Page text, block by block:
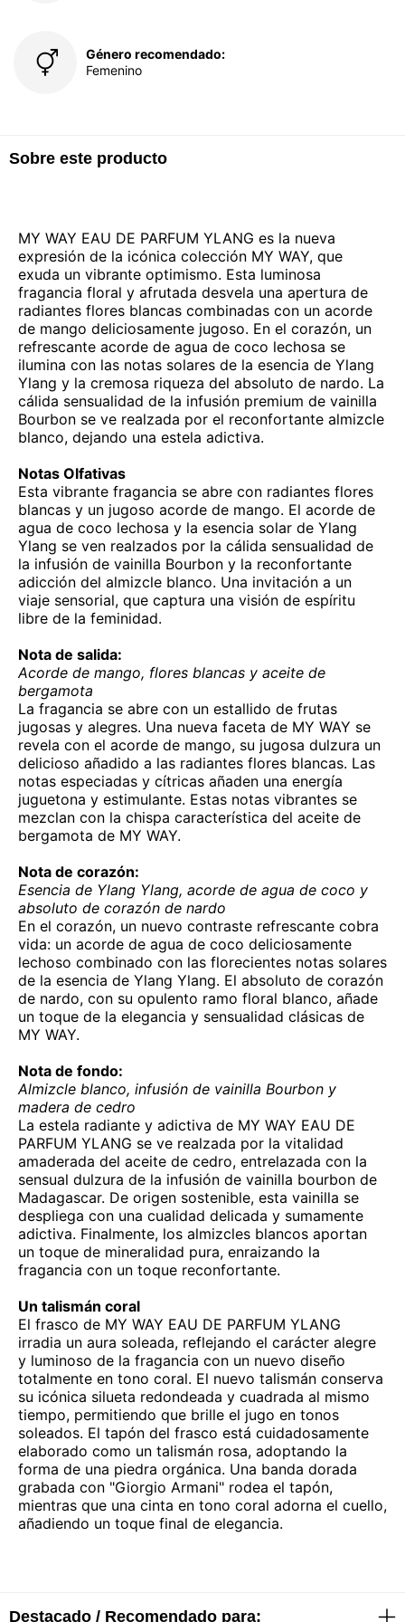
Género recomendado:
Femenino
Sobre este producto
MY WAY EAU DE PARFUM YLANG es la nueva
expresión de la icónica colección MY WAY, que
exuda un vibrante optimismo. Esta luminosa
fragancia floral y afrutada desvela una apertura de
radiantes flores blancas combinadas con un acorde
de mango deliciosamente jugoso. En el corazón, un
refrescante acorde de agua de coco lechosa se
ilumina con las notas solares de la esencia de Ylang
Ylang y la cremosa riqueza del absoluto de nardo. La
cálida sensualidad de la infusión premium de vainilla
Bourbon se ve realzada por el reconfortante almizcle
blanco, dejando una estela adictiva.
Notas Olfativas
Esta vibrante fragancia se abre con radiantes flores
blancas y un jugoso acorde de mango. El acorde de
agua de coco lechosa y la esencia solar de Ylang
Ylang se ven realzados por la cálida sensualidad de
la infusión de vainilla Bourbon y la reconfortante
adicción del almizcle blanco. Una invitación a un
viaje sensorial, que captura una visión de espíritu
libre de la feminidad.
Nota de salida:
Acorde de mango, flores blancas y aceite de
bergamota
La fragancia se abre con un estallido de frutas
jugosas y alegres. Una nueva faceta de MY WAY se
revela con el acorde de mango, su jugosa dulzura un
delicioso añadido a las radiantes flores blancas. Las
notas especiadas y cítricas añaden una energía
juguetona y estimulante. Estas notas vibrantes se
mezclan con la chispa característica del aceite de
bergamota de MY WAY.
Nota de corazón:
Esencia de Ylang Ylang, acorde de agua de coco y
absoluto de corazón de nardo
En el corazón, un nuevo contraste refrescante cobra
vida: un acorde de agua de coco deliciosamente
lechoso combinado con las florecientes notas solares
de la esencia de Ylang Ylang. El absoluto de corazón
de nardo, con su opulento ramo floral blanco, añade
un toque de la elegancia y sensualidad clásicas de
MY WAY.
Nota de fondo:
Almizcle blanco, infusión de vainilla Bourbon y
madera de cedro
La estela radiante y adictiva de MY WAY EAU DE
PARFUM YLANG se ve realzada por la vitalidad
amaderada del aceite de cedro, entrelazada con la
sensual dulzura de la infusión de vainilla bourbon de
Madagascar. De origen sostenible, esta vainilla se
despliega con una cualidad delicada y sumamente
adictiva. Finalmente, los almizcles blancos aportan
un toque de mineralidad pura, enraizando la
fragancia con un toque reconfortante.
Un talismán coral
El frasco de MY WAY EAU DE PARFUM YLANG
irradia un aura soleada, reflejando el carácter alegre
y luminoso de la fragancia con un nuevo diseño
totalmente en tono coral. El nuevo talismán conserva
su icónica silueta redondeada y cuadrada al mismo
tiempo, permitiendo que brille el jugo en tonos
soleados. El tapón del frasco está cuidadosamente
elaborado como un talismán rosa, adoptando la
forma de una piedra orgánica. Una banda dorada
grabada con "Giorgio Armani" rodea el tapón,
mientras que una cinta en tono coral adorna el cuello,
añadiendo un toque final de elegancia.
Destacado / Recomendado para: